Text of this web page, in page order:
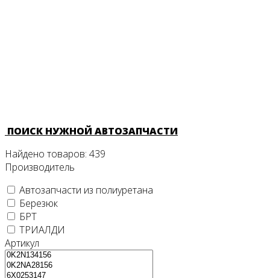
ПОИСК НУЖНОЙ АВТОЗАПЧАСТИ
Найдено товаров: 439
Производитель
Автозапчасти из полиуретана
Березюк
БРТ
ТРИАЛДИ
Артикул